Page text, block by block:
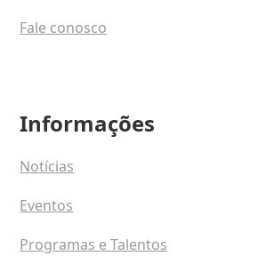
Fale conosco
Informações
Notícias
Eventos
Programas e Talentos